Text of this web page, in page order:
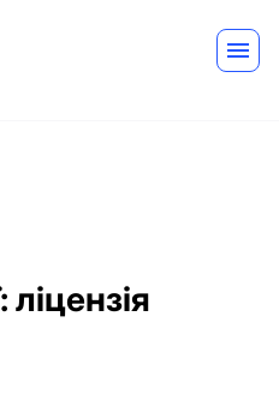
ліцензія